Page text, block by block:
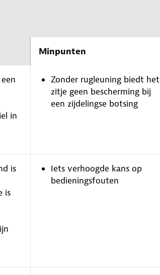
Minpunten
in
Zonder rugleuning biedt het
zitje geen bescherming bij
een zijdelingse botsing
is
is
Iets verhoogde kans op
bedieningsfouten